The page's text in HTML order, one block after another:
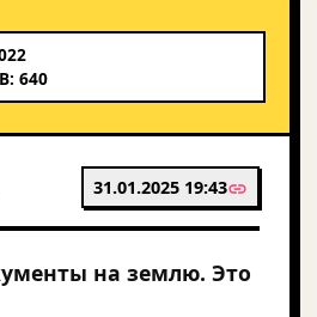
640
31.01.2025 19:43
на землю. Это